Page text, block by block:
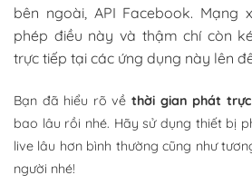
bên ngoài, API Facebook. Mạng
phép điều này và thậm chí còn
trực tiếp tại các ứng dụng này lên
Bạn đã hiểu rõ về thời gian phát
bao lâu rồi nhé. Hãy sử dụng thiết bị
live lâu hơn bình thường cũng như
người nhé!